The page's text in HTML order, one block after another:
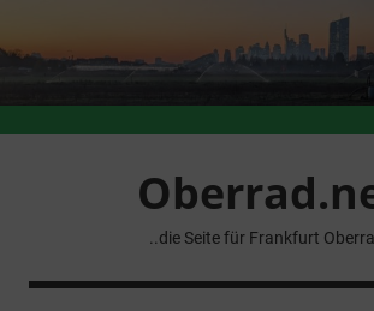
Inhalt
springen
..die Seite für Frankfurt